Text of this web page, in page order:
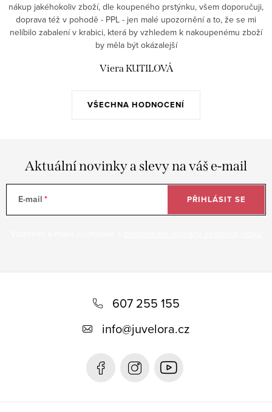
VŠECHNA HODNOCENÍ
nákup jakéhokoliv zboží, dle koupeného prstýnku, všem doporučuji,
doprava též v pohodě - PPL - jen malé upozornění a to, že se mi
nelíbilo zabalení v krabici, která by vzhledem k nakoupenému zboží
by měla být okázalejší
Viera KUTILOVÁ
Aktuální novinky a slevy na váš e-mail
E-mail PŘIHLÁSIT SE
607 255 155
info@juvelora.cz